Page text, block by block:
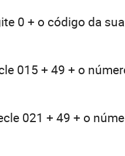
0 + o código da
015 + 49 + o
021 + 49 + o